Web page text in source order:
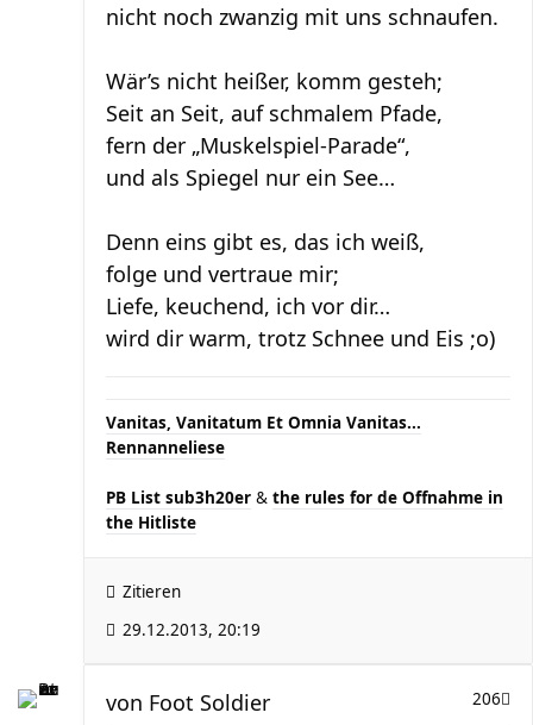
nicht noch zwanzig mit uns schnaufen.
Wär’s nicht heißer, komm gesteh;
Seit an Seit, auf schmalem Pfade,
fern der „Muskelspiel-Parade“,
und als Spiegel nur ein See…
Denn eins gibt es, das ich weiß,
folge und vertraue mir;
Liefe, keuchend, ich vor dir…
wird dir warm, trotz Schnee und Eis ;o)
Vanitas, Vanitatum Et Omnia Vanitas...
Rennanneliese
PB List sub3h20er & the rules for de Offnahme in
the Hitliste
Zitieren
29.12.2013, 20:19
206
von Foot Soldier